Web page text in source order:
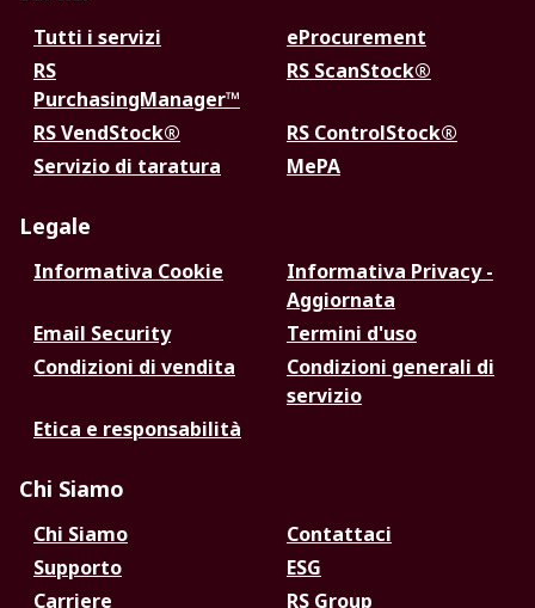
Tutti i servizi
eProcurement
RS
PurchasingManager™
RS ScanStock®
RS VendStock®
RS ControlStock®
Servizio di taratura
MePA
Legale
Informativa Cookie
Informativa Privacy -
Aggiornata
Email Security
Termini d'uso
Condizioni di vendita
Condizioni generali di
servizio
Etica e responsabilità
Chi Siamo
Chi Siamo
Contattaci
Supporto
ESG
Carriere
RS Group